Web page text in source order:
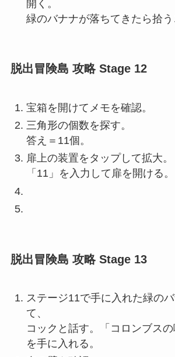
開く。
緑のバナナが落ちてきたら拾う
脱出冒険島 攻略 Stage 12
宝箱を開けてメモを確認。
三角形の個数を探す。
答え＝11個。
扉上の装置をタップして拡大。
「11」を入力して扉を開ける。
脱出冒険島 攻略 Stage 13
ステージ11で手に入れた緑の
て、
コックと話す。「コロンブスの
を手に入れる。